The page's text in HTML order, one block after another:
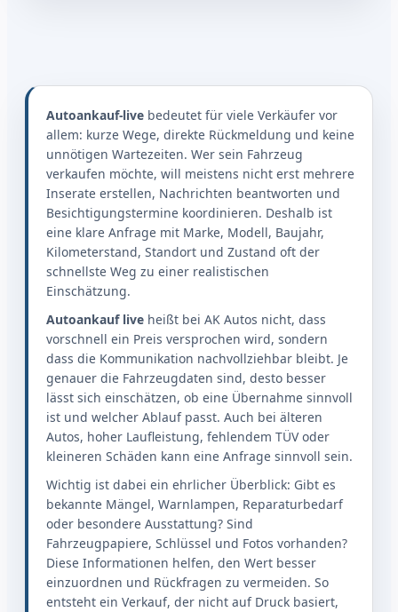
Autoankauf-live bedeutet für viele Verkäufer vor
allem: kurze Wege, direkte Rückmeldung und keine
unnötigen Wartezeiten. Wer sein Fahrzeug
verkaufen möchte, will meistens nicht erst mehrere
Inserate erstellen, Nachrichten beantworten und
Besichtigungstermine koordinieren. Deshalb ist
eine klare Anfrage mit Marke, Modell, Baujahr,
Kilometerstand, Standort und Zustand oft der
schnellste Weg zu einer realistischen
Einschätzung.
Autoankauf live heißt bei AK Autos nicht, dass
vorschnell ein Preis versprochen wird, sondern
dass die Kommunikation nachvollziehbar bleibt. Je
genauer die Fahrzeugdaten sind, desto besser
lässt sich einschätzen, ob eine Übernahme sinnvoll
ist und welcher Ablauf passt. Auch bei älteren
Autos, hoher Laufleistung, fehlendem TÜV oder
kleineren Schäden kann eine Anfrage sinnvoll sein.
Wichtig ist dabei ein ehrlicher Überblick: Gibt es
bekannte Mängel, Warnlampen, Reparaturbedarf
oder besondere Ausstattung? Sind
Fahrzeugpapiere, Schlüssel und Fotos vorhanden?
Diese Informationen helfen, den Wert besser
einzuordnen und Rückfragen zu vermeiden. So
entsteht ein Verkauf, der nicht auf Druck basiert,